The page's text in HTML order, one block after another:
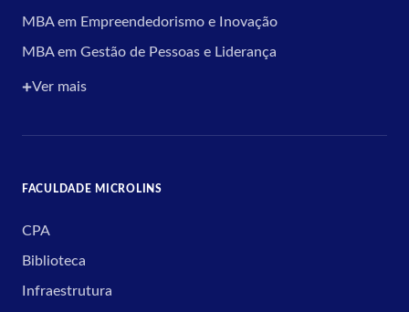
MBA em Empreendedorismo e Inovação
MBA em Gestão de Pessoas e Liderança
Ver mais
FACULDADE MICROLINS
CPA
Biblioteca
Infraestrutura